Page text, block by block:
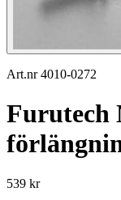
Art.nr 4010-0272
Furutech
539 kr